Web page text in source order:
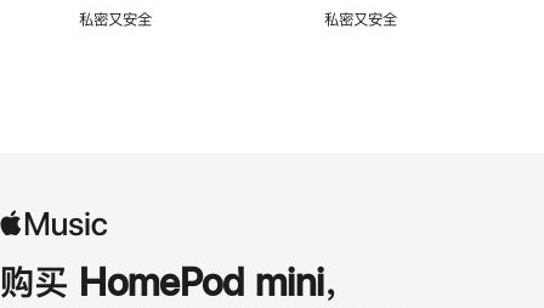
私密又安全 私密又安全
购买 HomePod mini，